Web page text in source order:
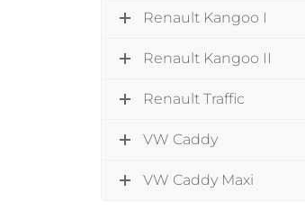
Renault Kangoo I
Renault Kangoo II
Renault Traffic
VW Caddy
VW Caddy Maxi